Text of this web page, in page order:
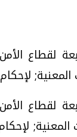
لقطاع
لقطاع
تحقيقات وحوارات